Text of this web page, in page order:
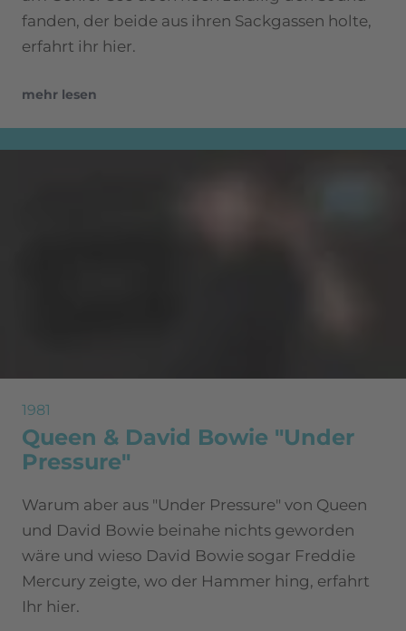
fanden, der beide aus ihren Sackgassen holte,
erfahrt ihr hier.
mehr lesen
1981
Queen & David Bowie "Under
Pressure"
Warum aber aus "Under Pressure" von Queen
und David Bowie beinahe nichts geworden
wäre und wieso David Bowie sogar Freddie
Mercury zeigte, wo der Hammer hing, erfahrt
Ihr hier.